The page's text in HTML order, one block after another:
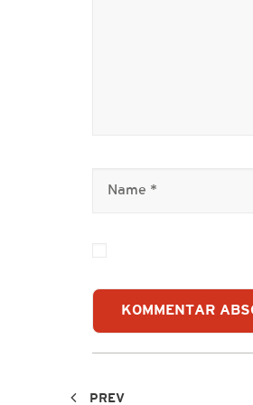
PREV